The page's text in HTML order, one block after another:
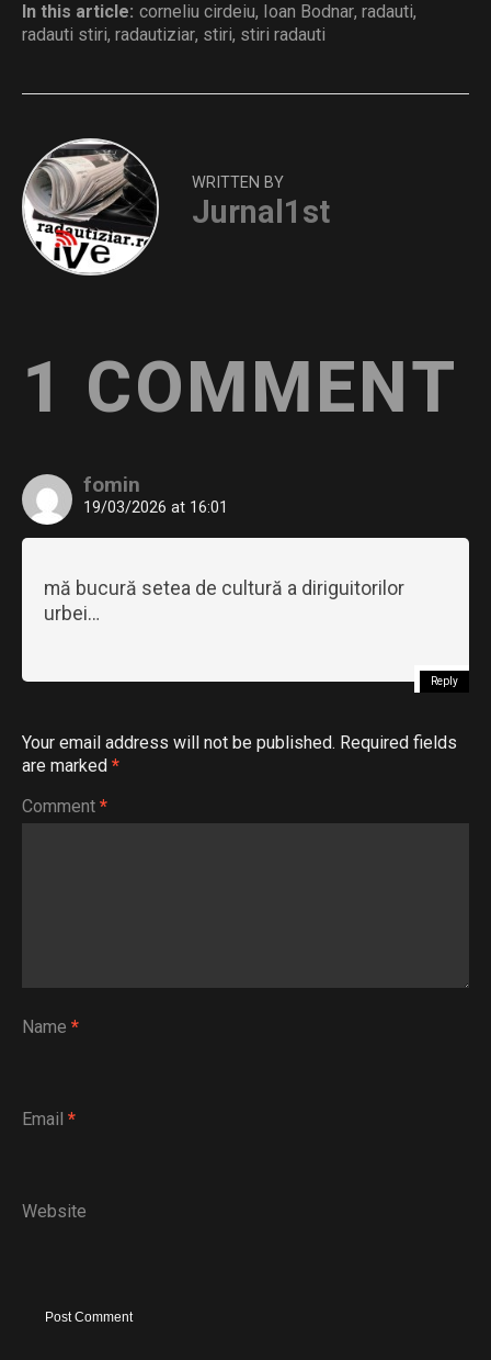
In this article: corneliu cirdeiu, Ioan Bodnar, radauti,
radauti stiri, radautiziar, stiri, stiri radauti
WRITTEN BY
Jurnal1st
1 COMMENT
fomin
19/03/2026 at 16:01
mă bucură setea de cultură a diriguitorilor
urbei…
Reply
Your email address will not be published. Required fields
are marked *
Comment *
Name *
Email *
Website